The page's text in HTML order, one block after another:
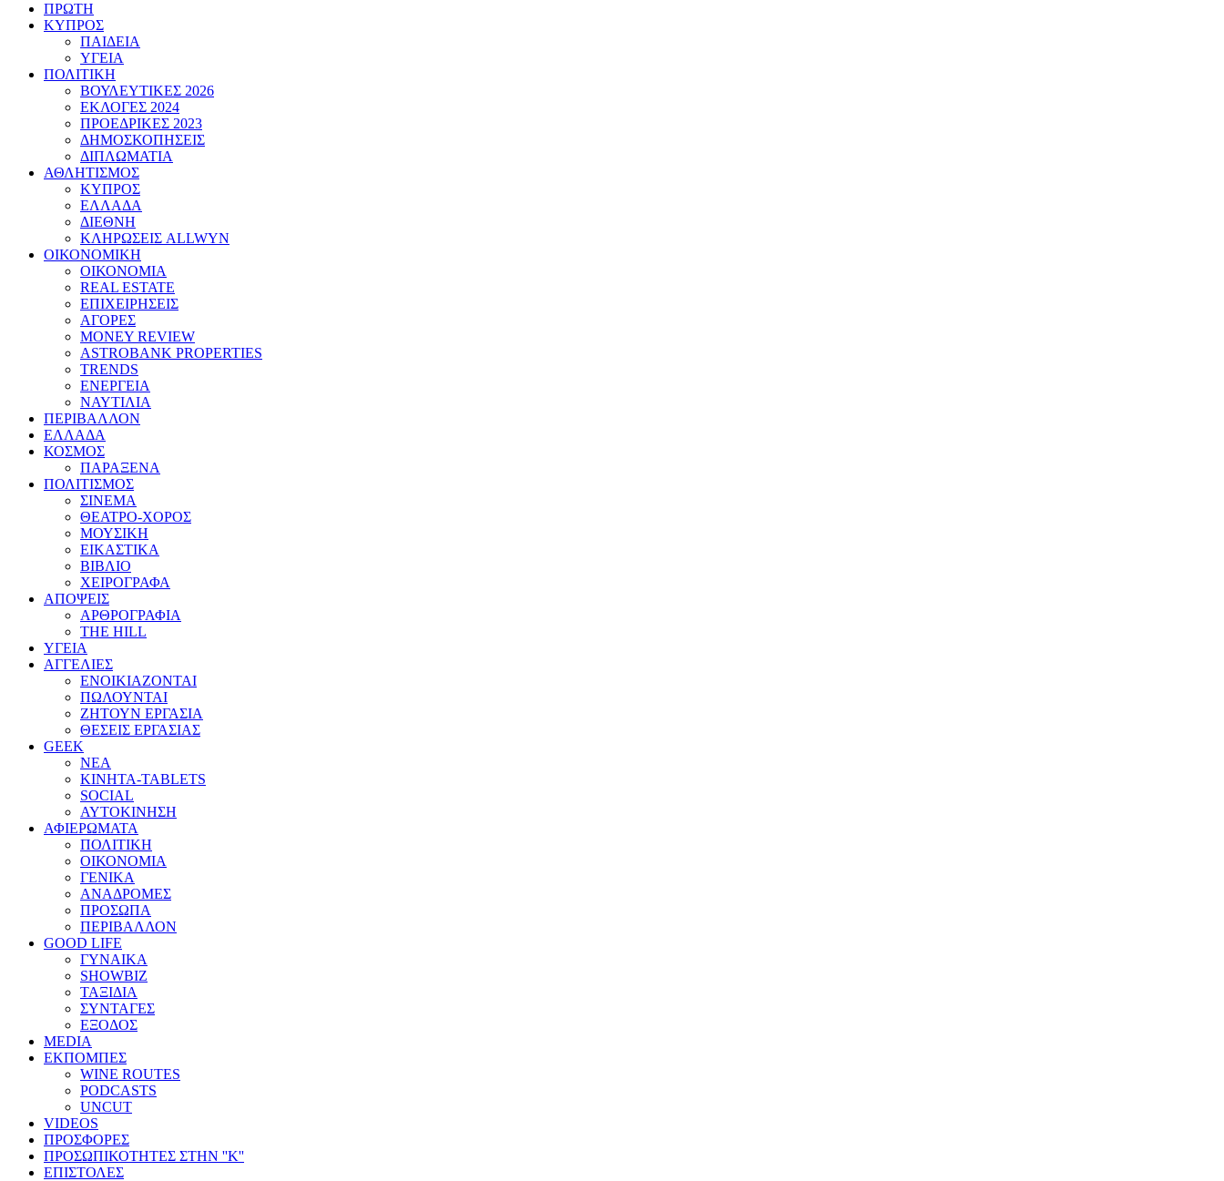
ΠΡΩΤΗ
ΚΥΠΡΟΣ
ΠΑΙΔΕΙΑ
ΥΓΕΙΑ
ΠΟΛΙΤΙΚΗ
ΒΟΥΛΕΥΤΙΚΕΣ 2026
ΕΚΛΟΓΕΣ 2024
ΠΡΟΕΔΡΙΚΕΣ 2023
ΔΗΜΟΣΚΟΠΗΣΕΙΣ
ΔΙΠΛΩΜΑΤΙΑ
ΑΘΛΗΤΙΣΜΟΣ
ΚΥΠΡΟΣ
ΕΛΛΑΔΑ
ΔΙΕΘΝΗ
ΚΛΗΡΩΣΕΙΣ ALLWYN
ΟΙΚΟΝΟΜΙΚΗ
ΟΙΚΟΝΟΜΙΑ
REAL ESTATE
ΕΠΙΧΕΙΡΗΣΕΙΣ
ΑΓΟΡΕΣ
MONEY REVIEW
ASTROBANK PROPERTIES
TRENDS
ΕΝΕΡΓΕΙΑ
ΝΑΥΤΙΛΙΑ
ΠΕΡΙΒΑΛΛΟΝ
ΕΛΛΑΔΑ
ΚΟΣΜΟΣ
ΠΑΡΑΞΕΝΑ
ΠΟΛΙΤΙΣΜΟΣ
ΣΙΝΕΜΑ
ΘΕΑΤΡΟ-ΧΟΡΟΣ
ΜΟΥΣΙΚΗ
ΕΙΚΑΣΤΙΚΑ
ΒΙΒΛΙΟ
ΧΕΙΡΟΓΡΑΦΑ
ΑΠΟΨΕΙΣ
ΑΡΘΡΟΓΡΑΦΙΑ
THE HILL
ΥΓΕΙΑ
ΑΓΓΕΛΙΕΣ
ΕΝΟΙΚΙΑΖΟΝΤΑΙ
ΠΩΛΟΥΝΤΑΙ
ΖΗΤΟΥΝ ΕΡΓΑΣΙΑ
ΘΕΣΕΙΣ ΕΡΓΑΣΙΑΣ
GEEK
ΝΕΑ
ΚΙΝΗΤΑ-TABLETS
SOCIAL
ΑΥΤΟΚΙΝΗΣΗ
ΑΦΙΕΡΩΜΑΤΑ
ΠΟΛΙΤΙΚΗ
ΟΙΚΟΝΟΜΙΑ
ΓΕΝΙΚΑ
ΑΝΑΔΡΟΜΕΣ
ΠΡΟΣΩΠΑ
ΠΕΡΙΒΑΛΛΟΝ
GOOD LIFE
ΓΥΝΑΙΚΑ
SHOWBIZ
ΤΑΞΙΔΙΑ
ΣΥΝΤΑΓΕΣ
ΕΞΟΔΟΣ
MEDIA
ΕΚΠΟΜΠΕΣ
WINE ROUTES
PODCASTS
UNCUT
VIDEOS
ΠΡΟΣΦΟΡΕΣ
ΠΡΟΣΩΠΙΚΟΤΗΤΕΣ ΣΤΗΝ ''Κ''
ΕΠΙΣΤΟΛΕΣ